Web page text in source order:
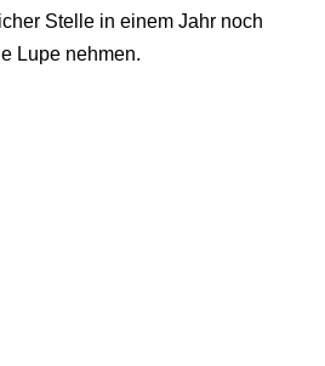
Stelle in einem Jahr noch
Lupe nehmen.